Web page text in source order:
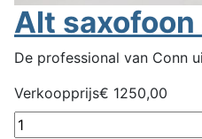
Alt saxofoon
De professional van Conn
Verkoopprijs€ 1250,00